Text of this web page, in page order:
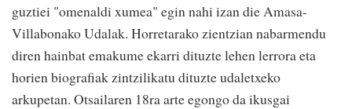
guztiei "omenaldi xumea" egin nahi izan die Amasa-
Villabonako Udalak. Horretarako zientzian nabarmendu
diren hainbat emakume ekarri dituzte lehen lerrora eta
horien biografiak zintzilikatu dituzte udaletxeko
arkupetan. Otsailaren 18ra arte egongo da ikusgai